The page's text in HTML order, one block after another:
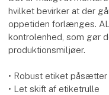
hvilket bevirker at der
oppetiden forlænges.
kontrolenhed, som gør
produktionsmiljøer.
• Robust etiket påsætter
• Let skift af etiketrulle